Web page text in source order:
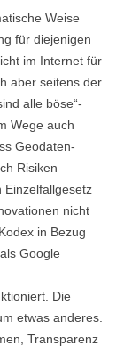
Weise
für diejenigen
im Internet für
aber seitens der
alle böse“-
Wege auch
Geodaten-
Risiken
Einzelfallgesetz
nicht
in Bezug
Google
Die
etwas anderes.
Transparenz